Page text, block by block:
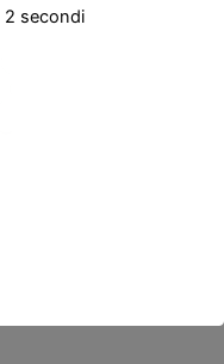
2 secondi